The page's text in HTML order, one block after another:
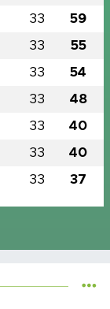
33 59
33 55
33 54
33 48
33 40
33 40
33 37